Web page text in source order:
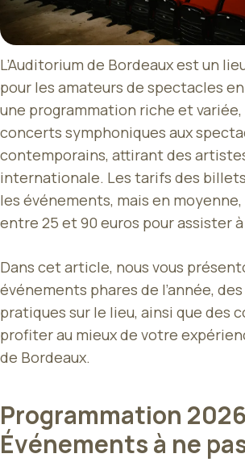
L’Auditorium de Bordeaux est un
pour les amateurs de spectacles
une programmation riche et
concerts symphoniques aux
contemporains, attirant des
internationale. Les tarifs des
les événements, mais en
entre 25 et 90 euros pour assister
Dans cet article, nous vous
événements phares de l’année,
pratiques sur le lieu, ainsi que des
profiter au mieux de votre
de Bordeaux.
Programmation
Événements à ne